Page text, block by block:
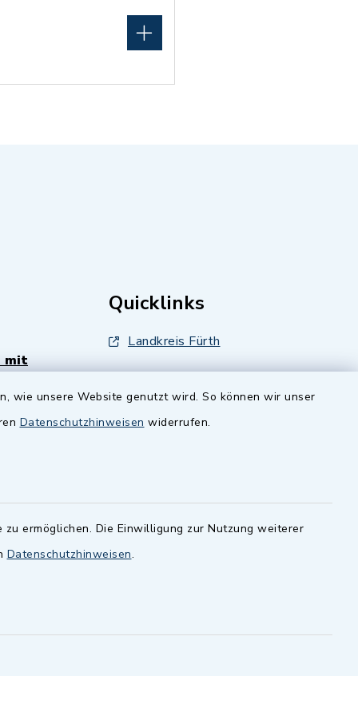
wie unsere Website genutzt wird. So können wir unser
Datenschutzhinweisen widerrufen.
ermöglichen. Die Einwilligung zur Nutzung weiterer
Datenschutzhinweisen.
mit
.
Quicklinks
Landkreis Fürth
Zenngrund Allianz